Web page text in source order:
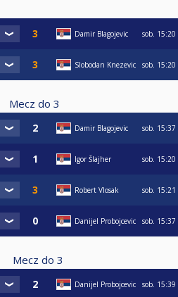
Damir Blagojevic sob. 15:20
Slobodan Knezevic sob. 15:20
Mecz do 3
Damir Blagojevic sob. 15:37
Igor Šlajher sob. 15:20
Robert Vlosak sob. 15:21
Danijel Probojcevic sob. 15:37
Mecz do 3
Danijel Probojcevic sob. 15:39